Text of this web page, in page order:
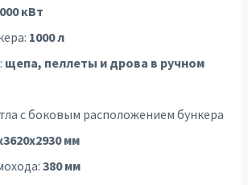
кВт
1000 л
щепа, пеллеты и дрова в ручном
с боковым расположением бункера
мм
380 мм